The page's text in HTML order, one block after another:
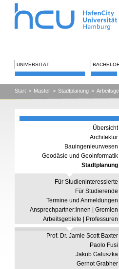
UNIVERSITÄT
Start > Master > Stadtplanung >
Übersicht
Architektur
Bauingenieurwesen
Geodäsie und Geoinformatik
Stadtplanung
Für Studieninteressierte
Für Studierende
Termine und Anmeldungen
Ansprechpartner:innen | Gremien
Arbeitsgebiete | Professuren
Prof. Dr. Jamie Scott Baxter
Paolo Fusi
Jakub Galuszka
Gernot Grabher